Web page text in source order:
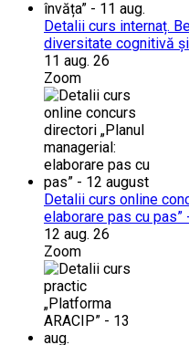
Detalii curs internaț.
diversitate cognitivă și
11 aug. 26
Zoom
Detalii curs online
elaborare pas cu pas”
12 aug. 26
Zoom